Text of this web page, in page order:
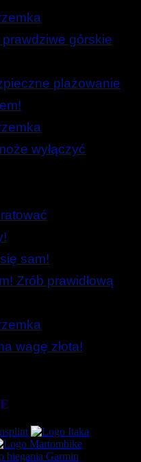
górskie
plażowanie
wyłączyć
sam!
Zrób prawidłową
wagę złota!